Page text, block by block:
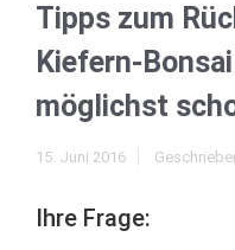
Tipps zum
Kiefern-
möglichst
15. Juni 2016
Ihre Frage: